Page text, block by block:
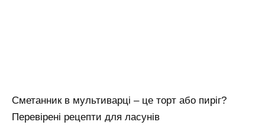
Сметанник в мультиварці – це торт або пиріг?
Перевірені рецепти для ласунів